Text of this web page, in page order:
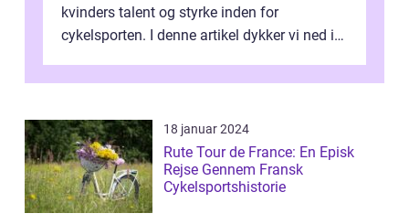
kvinders talent og styrke inden for
cykelsporten. I denne artikel dykker vi ned i
18 januar 2024
Rute Tour de France: En Episk
Rejse Gennem Fransk
Cykelsportshistorie